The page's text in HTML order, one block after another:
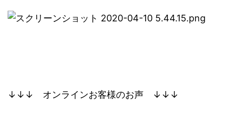
↓↓↓ オンラインお客様のお声 ↓↓↓